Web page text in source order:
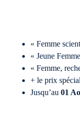
« Femme
« Jeune
« Femme,
+ le prix
Jusqu’au 01